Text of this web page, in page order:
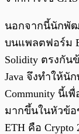
นอกจากนี้นักพั
บนแพลตฟอร์ม
Solidity ตรงกัน
Java จึงทำให้
Community นี้
มากขึ้นในหัวข้อ
ETH คือ Crypto